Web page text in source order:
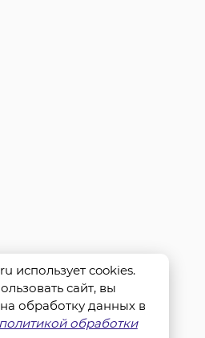
использует cookies.
сайт, вы
обработку данных в
политикой обработки